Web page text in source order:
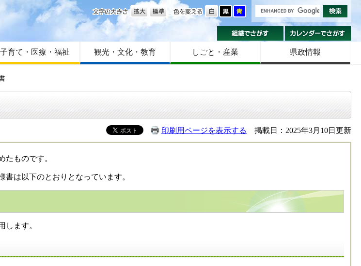
はじめての方へ
Foreign language
イトマップ
色を変える
文字の大きさ
組織でさがす
子育て・医療・福祉 観光・文化・教育 しごと・産業 県政情報
印刷用ページを表示する 掲載日：2025年3月10日更新
ものです。
は以下のとおりとなっています。
ます。